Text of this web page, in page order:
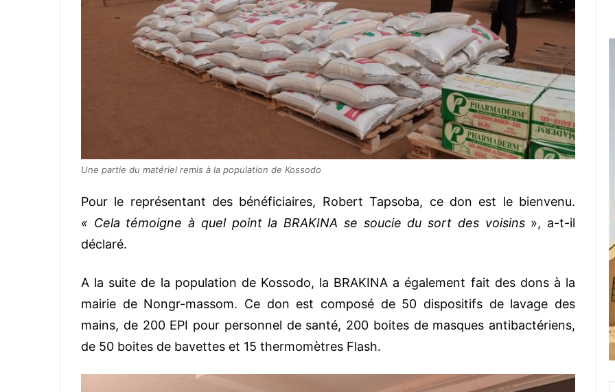
Une partie du matériel remis à la population de Kossodo
Pour le représentant des bénéficiaires, Robert Tapsoba, ce don est le bienvenu.
« Cela témoigne à quel point la BRAKINA se soucie du sort des voisins », a-t-il
déclaré.
A la suite de la population de Kossodo, la BRAKINA a également fait des dons à la
mairie de Nongr-massom. Ce don est composé de 50 dispositifs de lavage des
mains, de 200 EPI pour personnel de santé, 200 boites de masques antibactériens,
de 50 boites de bavettes et 15 thermomètres Flash.